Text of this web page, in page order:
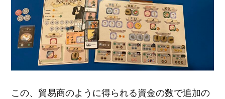
この、貿易商のように得られる資金の数で追加の